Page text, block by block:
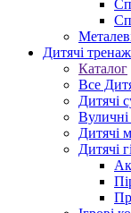
Дитячі
Каталог
Все
Дитячі
Дитячі
Дитячі